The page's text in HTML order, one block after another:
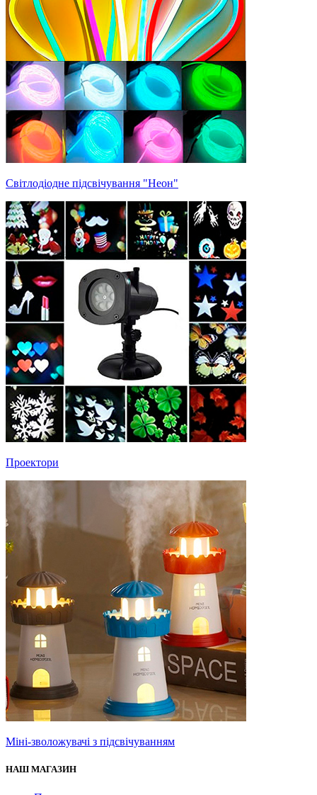
Світлодіодне підсвічування "Неон"
Проектори
Міні-зволожувачі з підсвічуванням
НАШ МАГАЗИН